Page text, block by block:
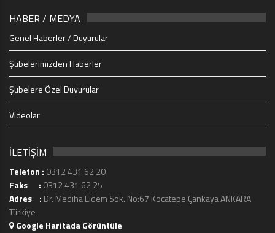
HABER / MEDYA
Genel Haberler / Duyurular
Şubelerimizden Haberler
Şubelere Özel Duyurular
Videolar
İLETİŞİM
Telefon : 0312 431 62 20
Faks : 0312 431 62 25
Adres : Dr. Mediha Eldem Sok. No:67 Kocatepe Çankaya ANKARA
Türkiye
Google Haritada Görüntüle